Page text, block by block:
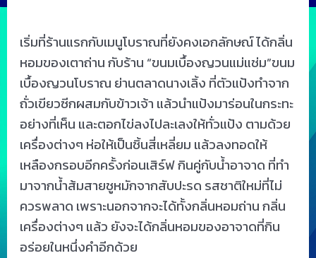
เริ่มที่ร้านแรกกับเมนูโบราณที่ยังคงเอกลักษณ์ ได้กลิ่น
หอมของเตาถ่าน กับร้าน “ขนมเบื้องญวนแม่แช่ม”ขนม
เบื้องญวนโบราณ ย่านตลาดนางเลิ้ง ที่ตัวแป้งทำจาก
ถั่วเขียวซีกผสมกับข้าวเจ้า แล้วนำแป้งมาร่อนในกระทะ
อย่างที่เห็น และตอกไข่ลงไปละเลงให้ทั่วแป้ง ตามด้วย
เครื่องต่างๆ ห่อให้เป็นชิ้นสี่เหลี่ยม แล้วลงทอดให้
เหลืองกรอบอีกครั้งก่อนเสิร์ฟ กินคู่กับน้ำอาจาด ที่ทำ
มาจากน้ำส้มสายชูหมักจากสับปะรด รสชาติใหม่ที่ไม่
ควรพลาด เพราะนอกจากจะได้ทั้งกลิ่นหอมถ่าน กลิ่น
เครื่องต่างๆ แล้ว ยังจะได้กลิ่นหอมของอาจาดที่กิน
อร่อยในหนึ่งคำอีกด้วย